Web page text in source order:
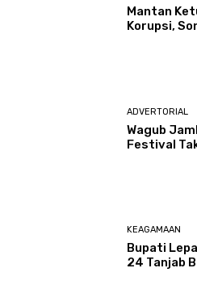
Mantan
Korupsi,
ADVERTORIAL
Wagub
Festival
KEAGAMAAN
Bupati
24 Tanjab